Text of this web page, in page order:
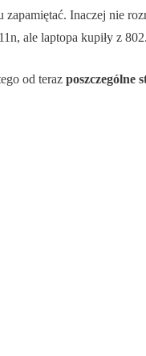
Inaczej nie
ale laptopa kupiły z
od teraz poszczególne